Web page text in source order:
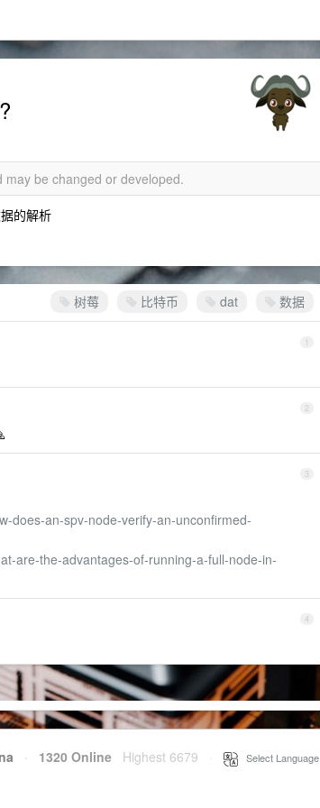
be changed or developed.
的解析
树莓 比特币 dat 数据
1
2
3
does-an-spv-node-verify-an-unconfirmed-
are-the-advantages-of-running-a-full-node-in-
4
· 1320 Online Highest 6679 Select Language